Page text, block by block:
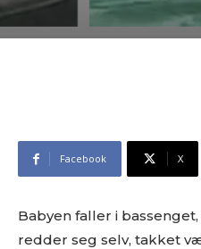
Facebook X
Babyen faller i
redder seg selv, takket